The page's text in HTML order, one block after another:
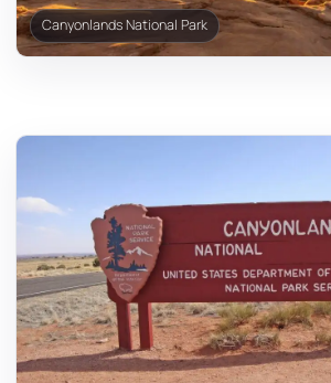
Canyonlands National Park